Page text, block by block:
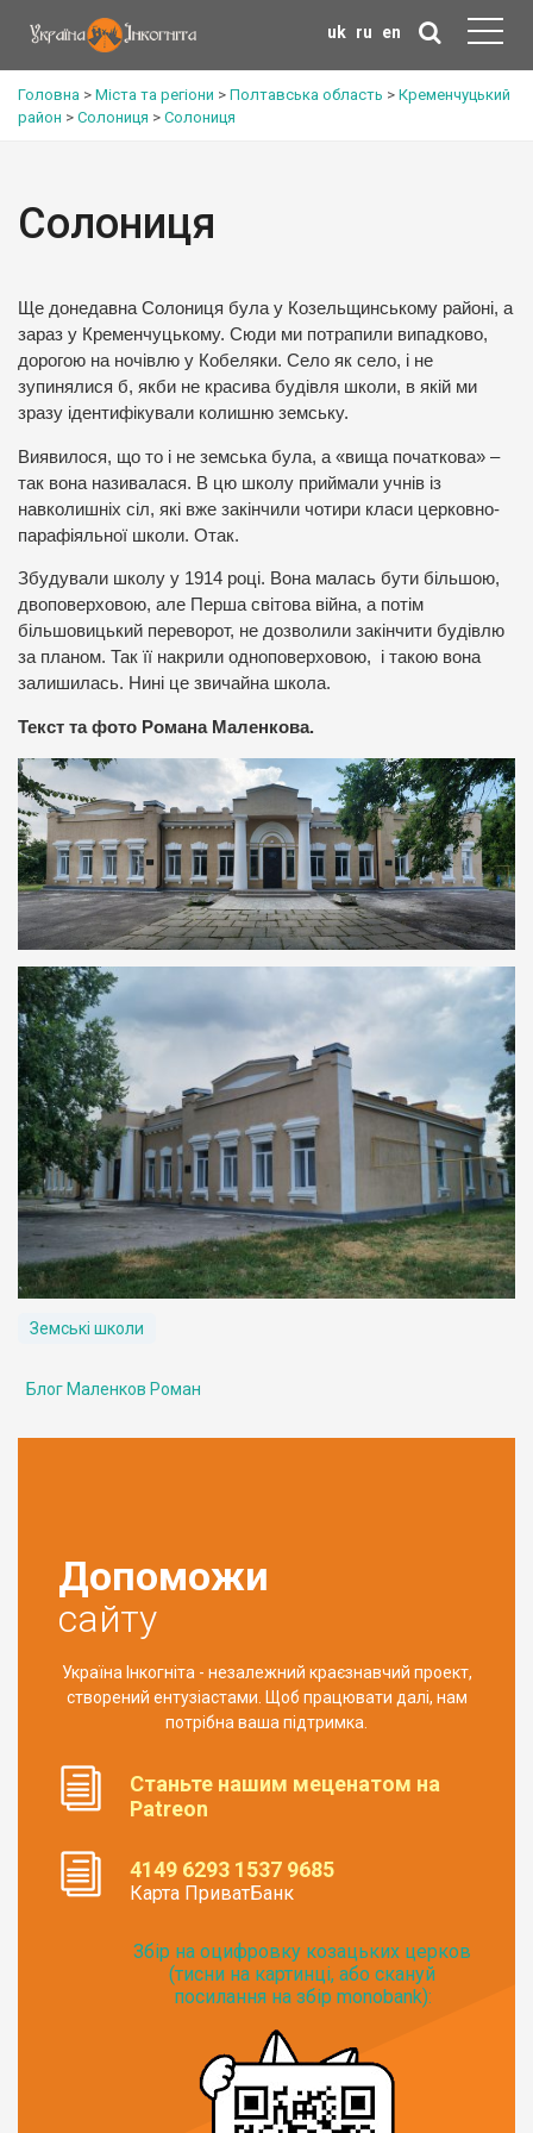
uk ru en
Головна > Міста та регіони > Полтавська область > Кременчуцький
район > Солониця > Солониця
Солониця
Ще донедавна Солониця була у Козельщинському районі, а
зараз у Кременчуцькому. Сюди ми потрапили випадково,
дорогою на ночівлю у Кобеляки. Село як село, і не
зупинялися б, якби не красива будівля школи, в якій ми
зразу ідентифікували колишню земську.
Виявилося, що то і не земська була, а «вища початкова» –
так вона називалася. В цю школу приймали учнів із
навколишніх сіл, які вже закінчили чотири класи церковно-
парафіяльної школи. Отак.
Збудували школу у 1914 році. Вона малась бути більшою,
двоповерховою, але Перша світова війна, а потім
більшовицький переворот, не дозволили закінчити будівлю
за планом. Так її накрили одноповерховою, і такою вона
залишилась. Нині це звичайна школа.
Текст та фото Романа Маленкова.
Земські школи
Блог Маленков Роман
Допоможи
сайту
Україна Інкогніта - незалежний краєзнавчий проект,
створений ентузіастами. Щоб працювати далі, нам
потрібна ваша підтримка.
Станьте нашим меценатом на
Patreon
4149 6293 1537 9685
Карта ПриватБанк
Збір на оцифровку козацьких церков
(тисни на картинці, або скануй
посилання на збір monobank):